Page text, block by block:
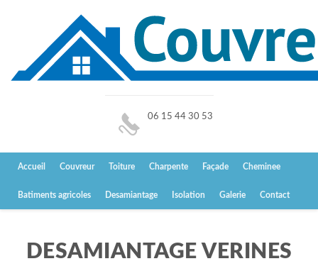
06 15 44 30 53
Accueil Couvreur Toiture Charpente Façade Cheminee
Batiments agricoles Desamiantage Isolation Galerie Contact
DESAMIANTAGE VERINES